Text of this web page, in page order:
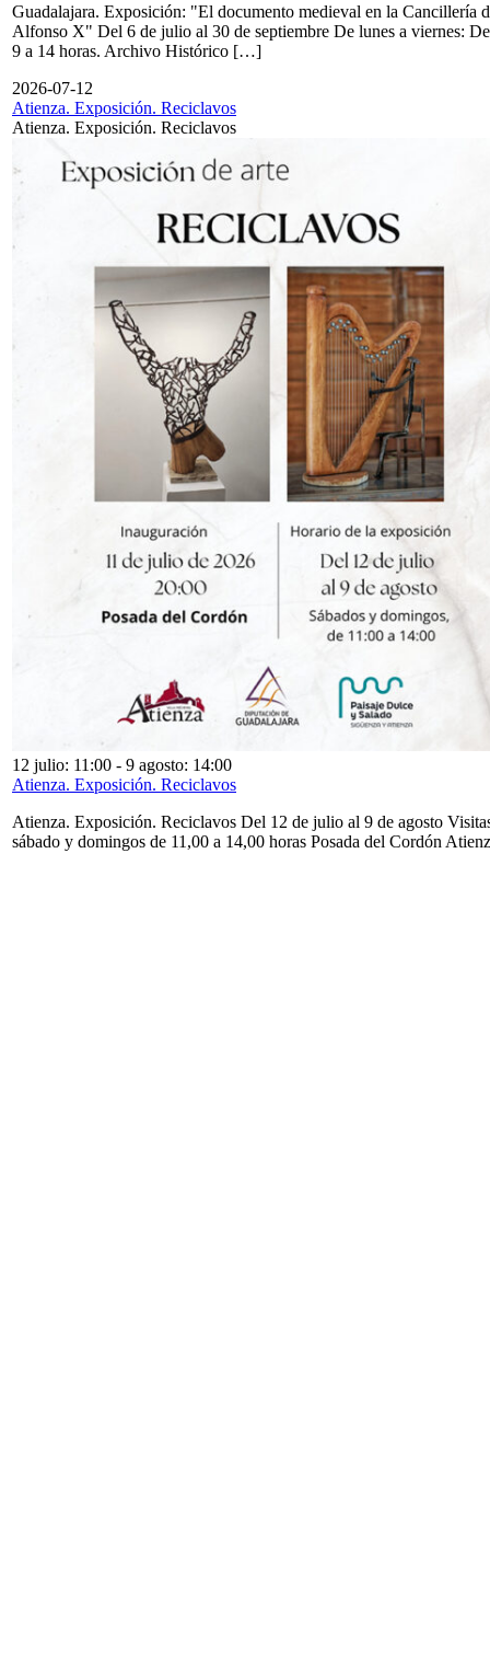
Guadalajara. Exposición: "El documento medieval en la Cancillería
Alfonso X" Del 6 de julio al 30 de septiembre De lunes a viernes: De
9 a 14 horas. Archivo Histórico […]
2026-07-12
Atienza. Exposición. Reciclavos
Atienza. Exposición. Reciclavos
12 julio: 11:00 - 9 agosto: 14:00
Atienza. Exposición. Reciclavos
Atienza. Exposición. Reciclavos Del 12 de julio al 9 de agosto
sábado y domingos de 11,00 a 14,00 horas Posada del Cordón